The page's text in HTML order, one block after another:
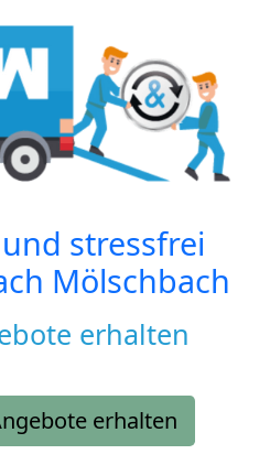
stressfrei
Mölschbach
erhalten
erhalten